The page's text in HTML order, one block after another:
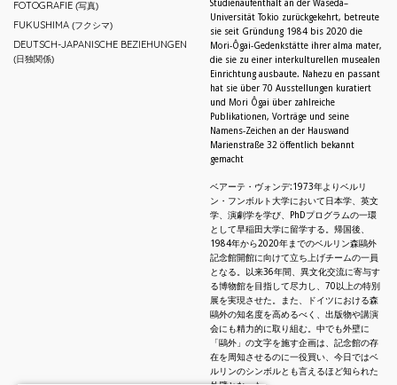
FOTOGRAFIE (写真)
FUKUSHIMA (フクシマ)
DEUTSCH-JAPANISCHE BEZIEHUNGEN
(日独関係)
Studienaufenthalt an der Waseda–
Universität Tokio zurückgekehrt, betreute
sie seit Gründung 1984 bis 2020 die
Mori-Ôgai-Gedenkstätte ihrer alma mater,
die sie zu einer interkulturellen musealen
Einrichtung ausbaute. Nahezu en passant
hat sie über 70 Ausstellungen kuratiert
und Mori Ôgai über zahlreiche
Publikationen, Vorträge und seine
Namens-Zeichen an der Hauswand
Marienstraße 32 öffentlich bekannt
gemacht
ベアーテ・ヴォンデ:1973年よりベルリ
ン・フンボルト大学において日本学、英文
学、演劇学を学び、PhDプログラムの一環
として早稲田大学に留学する。帰国後、
1984年から2020年までのベルリン森鷗外
記念館開館に向けて立ち上げチームの一員
となる。以来36年間、異文化交流に寄与す
る博物館を目指して尽力し、70以上の特別
展を実現させた。また、ドイツにおける森
鷗外の知名度を高めるべく、出版物や講演
会にも精力的に取り組む。中でも外壁に
「鷗外」の文字を施す企画は、記念館の存
在を周知させるのに一役買い、今日ではベ
ルリンのシンボルとも言えるほど知られた